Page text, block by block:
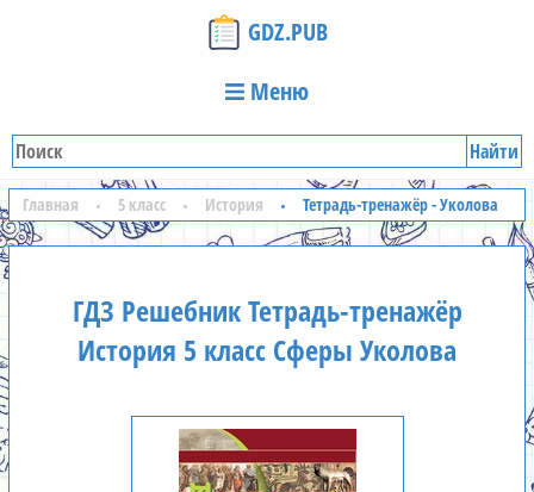
GDZ.PUB
Меню
Найти
Главная 5 класс История Тетрадь-тренажёр - Уколова
ГДЗ Решебник Тетрадь-тренажёр
История 5 класс Сферы Уколова